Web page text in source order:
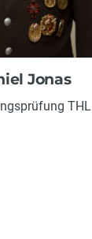
Jonas
THL